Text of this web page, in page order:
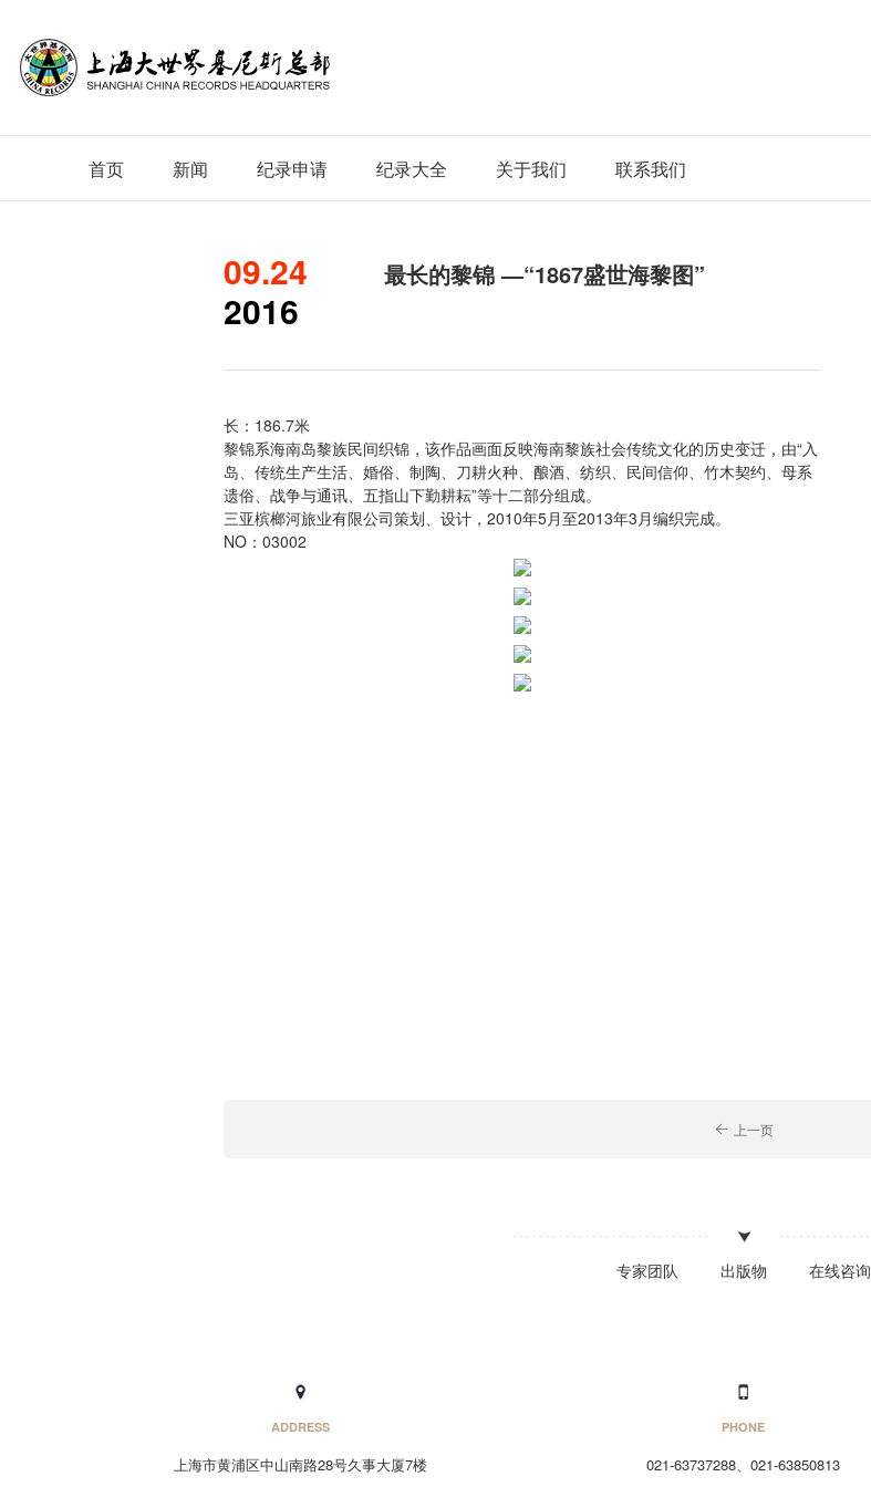
首页 新闻 纪录申请 纪录大全 关于我们 联系我们
09.24
2016
最长的黎锦 —“1867盛世海黎图”
长：186.7米
黎锦系海南岛黎族民间织锦，该作品画面反映海南黎族社会传统文化的历史变迁，由“入
岛、传统生产生活、婚俗、制陶、刀耕火种、酿酒、纺织、民间信仰、竹木契约、母系
遗俗、战争与通讯、五指山下勤耕耘”等十二部分组成。
三亚槟榔河旅业有限公司策划、设计，2010年5月至2013年3月编织完成。
NO：03002
上一页
专家团队 出版物 在线咨询
ADDRESS
上海市黄浦区中山南路28号久事大厦7楼
PHONE
021-63737288、021-63850813